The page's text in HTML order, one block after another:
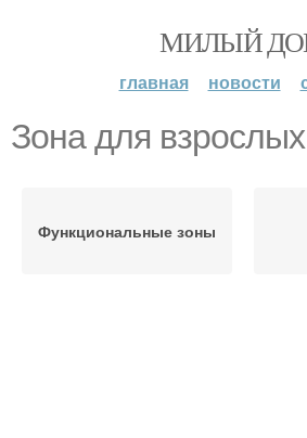
МИЛЫЙ
главная новости
Зона для взрослых
Функциональные зоны